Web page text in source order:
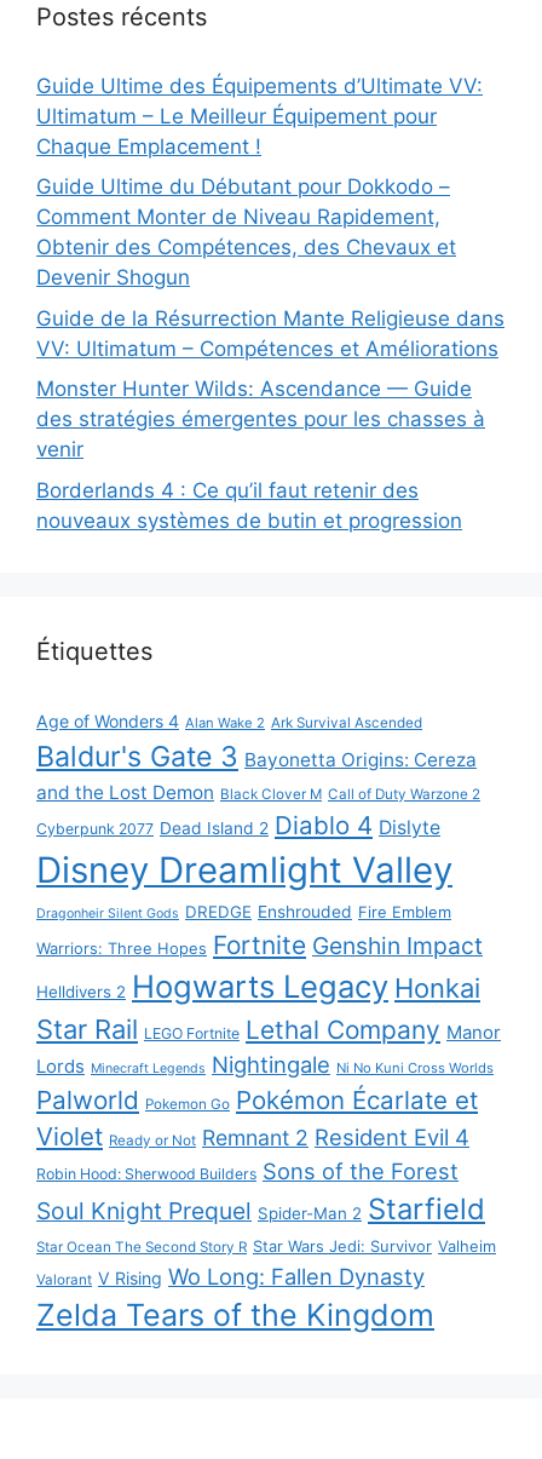
Postes récents
Guide Ultime des Équipements d’Ultimate VV:
Ultimatum – Le Meilleur Équipement pour
Chaque Emplacement !
Guide Ultime du Débutant pour Dokkodo –
Comment Monter de Niveau Rapidement,
Obtenir des Compétences, des Chevaux et
Devenir Shogun
Guide de la Résurrection Mante Religieuse dans
VV: Ultimatum – Compétences et Améliorations
Monster Hunter Wilds: Ascendance — Guide
des stratégies émergentes pour les chasses à
venir
Borderlands 4 : Ce qu’il faut retenir des
nouveaux systèmes de butin et progression
Étiquettes
Age of Wonders 4 Alan Wake 2 Ark Survival Ascended
Baldur's Gate 3 Bayonetta Origins: Cereza
and the Lost Demon Black Clover M Call of Duty Warzone 2
Cyberpunk 2077 Dead Island 2 Diablo 4 Dislyte
Disney Dreamlight Valley
Dragonheir Silent Gods DREDGE Enshrouded Fire Emblem
Warriors: Three Hopes Fortnite Genshin Impact
Helldivers 2 Hogwarts Legacy Honkai
Star Rail LEGO Fortnite Lethal Company Manor
Lords Minecraft Legends Nightingale Ni No Kuni Cross Worlds
Palworld Pokemon Go Pokémon Écarlate et
Violet Ready or Not Remnant 2 Resident Evil 4
Robin Hood: Sherwood Builders Sons of the Forest
Soul Knight Prequel Spider-Man 2 Starfield
Star Ocean The Second Story R Star Wars Jedi: Survivor Valheim
Valorant V Rising Wo Long: Fallen Dynasty
Zelda Tears of the Kingdom